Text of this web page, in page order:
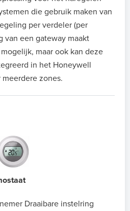
die gebruik maken van
per verdeler (per
van een gateway maakt
maar ook kan deze
in het Honeywell
zones.
Draaibare instelring